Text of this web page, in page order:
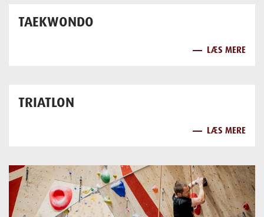
TAEKWONDO
LÆS MERE
TRIATLON
LÆS MERE